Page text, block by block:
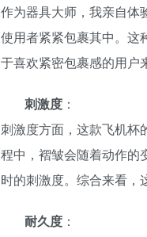
作为器具大师，我亲自体
使用者紧紧包裹其中。这
于喜欢紧密包裹感的用户
刺激度 ：
刺激度方面，这款飞机杯
程中，褶皱会随着动作的
时的刺激度。综合来看，
耐久度 ：